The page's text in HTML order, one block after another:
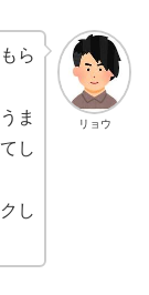
リョウ
ら
ま
し
し